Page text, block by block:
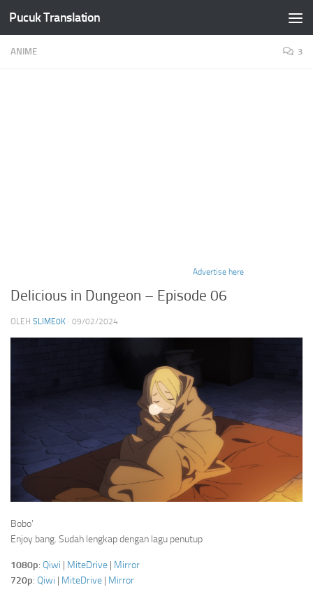
Skip to content
Pucuk Translation
ANIME 3
Advertise here
Delicious in Dungeon – Episode 06
OLEH SLIME0K · 09/02/2024
Bobo’
Enjoy bang. Sudah lengkap dengan lagu penutup
1080p: Qiwi | MiteDrive | Mirror
720p: Qiwi | MiteDrive | Mirror